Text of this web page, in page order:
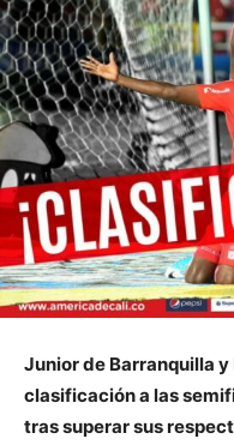
Junior de Barranquilla
clasificación a las
tras superar sus